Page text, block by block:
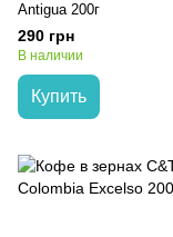
Antigua 200г
290 грн
В наличии
Купить